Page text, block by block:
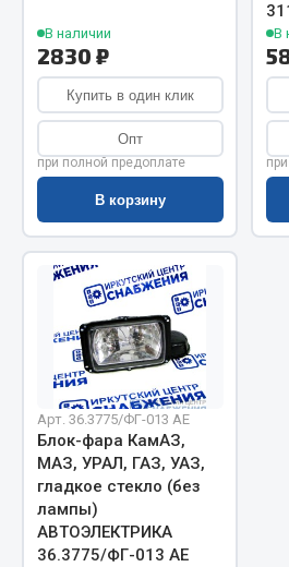
Весь раздел
Автомобильная электрика
Автолампы
Блоки реле и предохранителей
Вилки нагрузочные
Выключатели и переключатели
Выключатели кнопочные
Выключатель массы
Изолента
Показать ещё
Весь раздел
Запчасти на полуприцепы
В наличии
2830 ₽
Купить в один клик
Опт
при полной предоплате
В корзину
В
Арт. 36.3775/ФГ-013 AE
Блок-фара КамАЗ,
МАЗ, УРАЛ, ГАЗ, УАЗ,
гладкое стекло (без
лампы)
АВТОЭЛЕКТРИКА
36.3775/ФГ-013 AE